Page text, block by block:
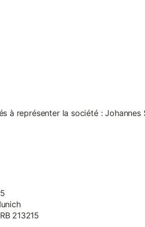
à représenter la société : Johannes
213215